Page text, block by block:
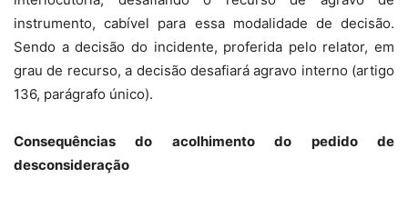
instrumento, cabível para essa modalidade de decisão.
Sendo a decisão do incidente, proferida pelo relator, em
grau de recurso, a decisão desafiará agravo interno (artigo
136, parágrafo único).
Consequências do acolhimento do pedido de
desconsideração